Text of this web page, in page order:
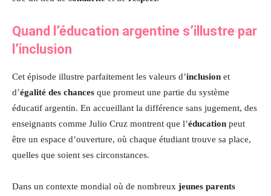
Quand l’éducation argentine s’illustre par
l’inclusion
Cet épisode illustre parfaitement les valeurs d’inclusion et
d’égalité des chances que promeut une partie du système
éducatif argentin. En accueillant la différence sans jugement, des
enseignants comme Julio Cruz montrent que l’éducation peut
être un espace d’ouverture, où chaque étudiant trouve sa place,
quelles que soient ses circonstances.
Dans un contexte mondial où de nombreux jeunes parents